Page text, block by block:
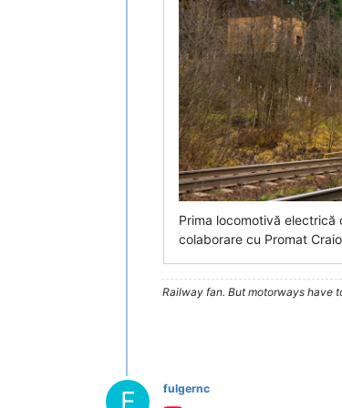
Prima locomotivă electrică
colaborare cu Promat
Railway fan. But motorways have
F fulgernc